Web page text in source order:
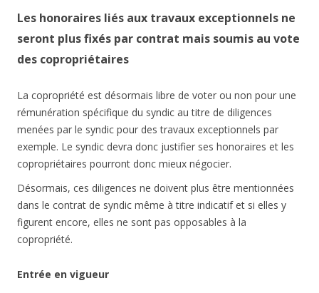
Les honoraires liés aux travaux exceptionnels ne
seront plus fixés par contrat mais soumis au vote
des copropriétaires
La copropriété est désormais libre de voter ou non pour une
rémunération spécifique du syndic au titre de diligences
menées par le syndic pour des travaux exceptionnels par
exemple. Le syndic devra donc justifier ses honoraires et les
copropriétaires pourront donc mieux négocier.
Désormais, ces diligences ne doivent plus être mentionnées
dans le contrat de syndic même à titre indicatif et si elles y
figurent encore, elles ne sont pas opposables à la
copropriété.
Entrée en vigueur